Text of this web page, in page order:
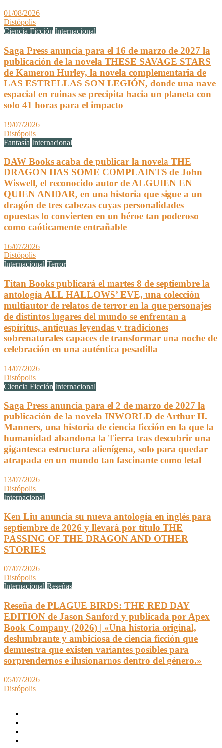
01/08/2026
Distópolis
Ciencia Ficción Internacional
Saga Press anuncia para el 16 de marzo de 2027 la
publicación de la novela THESE SAVAGE STARS
de Kameron Hurley, la novela complementaria de
LAS ESTRELLAS SON LEGIÓN, donde una nave
espacial en ruinas se precipita hacia un planeta con
solo 41 horas para el impacto
19/07/2026
Distópolis
Fantasía Internacional
DAW Books acaba de publicar la novela THE
DRAGON HAS SOME COMPLAINTS de John
Wiswell, el reconocido autor de ALGUIEN EN
QUIEN ANIDAR, en una historia que sigue a un
dragón de tres cabezas cuyas personalidades
opuestas lo convierten en un héroe tan poderoso
como caóticamente entrañable
16/07/2026
Distópolis
Internacional Terror
Titan Books publicará el martes 8 de septiembre la
antología ALL HALLOWS’ EVE, una colección
multiautor de relatos de terror en la que personajes
de distintos lugares del mundo se enfrentan a
espíritus, antiguas leyendas y tradiciones
sobrenaturales capaces de transformar una noche de
celebración en una auténtica pesadilla
14/07/2026
Distópolis
Ciencia Ficción Internacional
Saga Press anuncia para el 2 de marzo de 2027 la
publicación de la novela INWORLD de Arthur H.
Manners, una historia de ciencia ficción en la que la
humanidad abandona la Tierra tras descubrir una
gigantesca estructura alienígena, solo para quedar
atrapada en un mundo tan fascinante como letal
13/07/2026
Distópolis
Internacional
Ken Liu anuncia su nueva antología en inglés para
septiembre de 2026 y llevará por título THE
PASSING OF THE DRAGON AND OTHER
STORIES
07/07/2026
Distópolis
Internacional Reseñas
Reseña de PLAGUE BIRDS: THE RED DAY
EDITION de Jason Sanford y publicada por Apex
Book Company (2026) | «Una historia original,
deslumbrante y ambiciosa de ciencia ficción que
demuestra que existen variantes posibles para
sorprendernos e ilusionarnos dentro del género.»
05/07/2026
Distópolis